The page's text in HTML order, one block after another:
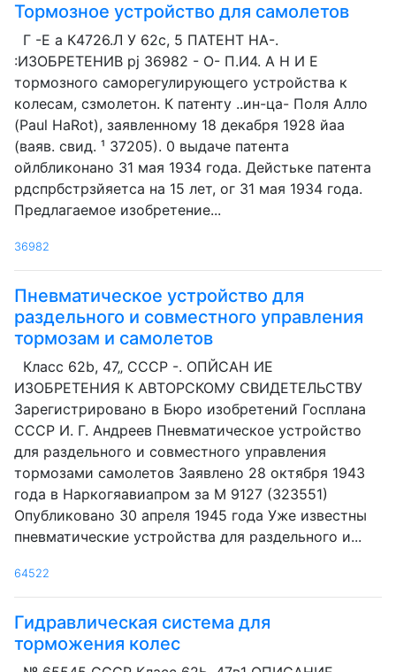
Тормозное устройство для самолетов
Г -Е а К4726.Л У 62с, 5 ПАТЕНТ НА-.
:ИЗОБРЕТЕНИВ pj 36982 - О- П.И4. А Н И Е
тормозного саморегулирующего устройства к
колесам, сзмолетон. К патенту ..ин-ца- Поля Алло
(Paul HaRot), заявленному 18 декабря 1928 йаа
(ваяв. свид. ¹ 37205). 0 выдаче патента
ойлбликонано 31 мая 1934 года. Дейстьке патента
рдспрбстрзйяетса на 15 лет, ог 31 мая 1934 года.
Предлагаемое изобретение...
36982
Пневматическое устройство для
раздельного и совместного управления
тормозам и самолетов
Класс 62b, 47„ СССР -. ОПЙСАН ИЕ
ИЗОБРЕТЕНИЯ К АВТОРСКОМУ СВИДЕТЕЛЬСТВУ
Зарегистрировано в Бюро изобретений Госплана
СССР И. Г. Андреев Пневматическое устройство
для раздельного и совместного управления
тормозами самолетов Заявлено 28 октября 1943
года в Наркогяавиапром за M 9127 (323551)
Опубликовано 30 апреля 1945 года Уже известны
пневматические устройства для раздельного и...
64522
Гидравлическая система для
торможения колес